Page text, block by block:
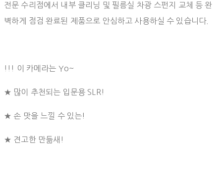
전문 수리점에서 내부 클리닝 및 필름실 차광 스펀지 교체 등 완
벽하게 점검 완료된 제품으로 안심하고 사용하실 수 있습니다.
!!! 이 카메라는 Yo~
★ 많이 추천되는 입문용 SLR!
★ 손 맛을 느낄 수 있는!
★ 견고한 만듦새! ⠀